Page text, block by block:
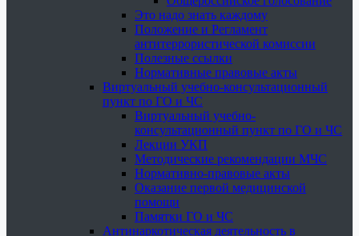
Это надо знать каждому
Положение и Регламент
антитеррористической комиссии
Полезные ссылки
Нормативные правовые акты
Виртуальный учебно-консультационный
пункт по ГО и ЧС
Виртуальный учебно-
консультационный пункт по ГО и ЧС
Лекции УКП
Методические рекомендации МЧС
Нормативно-правовые акты
Оказание первой медицинской
помощи
Памятки ГО и ЧС
Антинаркотическая деятельность в